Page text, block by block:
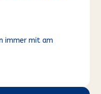
immer mit am